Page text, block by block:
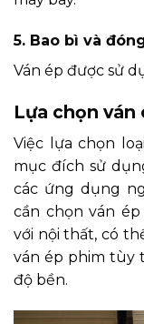
5. Bao bì và
Ván ép được sử
Lựa chọn ván
Việc lựa chọn
mục đích sử
các ứng dụng
cần chọn ván
với nội thất, có
ván ép phim tùy
độ bền.